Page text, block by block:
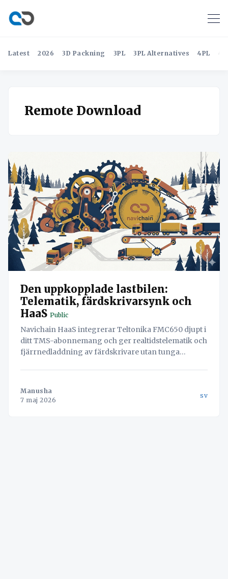
Latest 2026 3D Packning 3PL 3PL Alternatives 4PL
Remote Download
Den uppkopplade lastbilen:
Telematik, färdskrivarsynk och
HaaS Public
Navichain HaaS integrerar Teltonika FMC650 djupt i
ditt TMS-abonnemang och ger realtidstelematik och
fjärrnedladdning av färdskrivare utan tunga
Manusha
7 maj 2026
sv